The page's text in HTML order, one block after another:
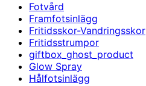
Fotvård
Framfotsinlägg
Fritidsskor-Vandringsskor
Fritidsstrumpor
giftbox_ghost_product
Glow Spray
Hålfotsinlägg